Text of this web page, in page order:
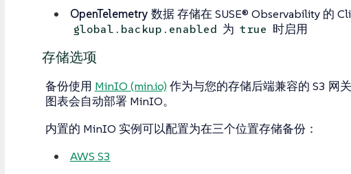
OpenTelemetry 数据存储在 SUSE® Observability 的
global.backup.enabled 为 true 时启用
存储选项
备份使用 MinIO (min.io) 作为与您的存储后端兼容的 S3 网
图表会自动部署 MinIO。
内置的 MinIO 实例可以配置为在三个位置存储备份：
AWS S3